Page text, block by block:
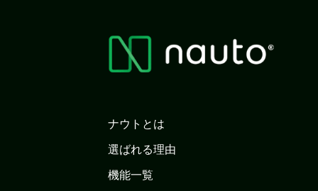
ナウトとは
選ばれる理由
機能一覧